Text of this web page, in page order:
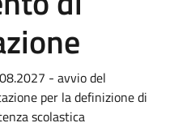
- avvio del
per la definizione di
scolastica